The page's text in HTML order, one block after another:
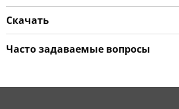
Скачать
Часто задаваемые вопросы